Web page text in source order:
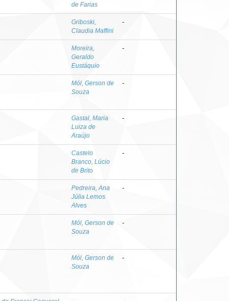
de Farias
Griboski,
Claudia Maffini
-
Moreira,
Geraldo
Eustáquio
-
Mól, Gerson de
Souza
-
Gastal, Maria
Luiza de
Araújo
-
Castelo
Branco, Lúcio
de Brito
-
Pedreira, Ana
Júlia Lemos
Alves
-
Mól, Gerson de
Souza
-
Mól, Gerson de
Souza
-